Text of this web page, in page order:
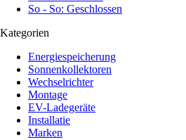
So - So: Geschlossen
Kategorien
Energiespeicherung
Sonnenkollektoren
Wechselrichter
Montage
EV-Ladegeräte
Installatie
Marken